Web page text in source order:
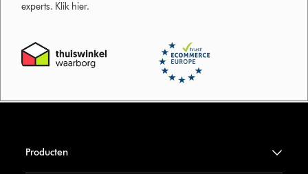
experts. Klik hier.
Producten